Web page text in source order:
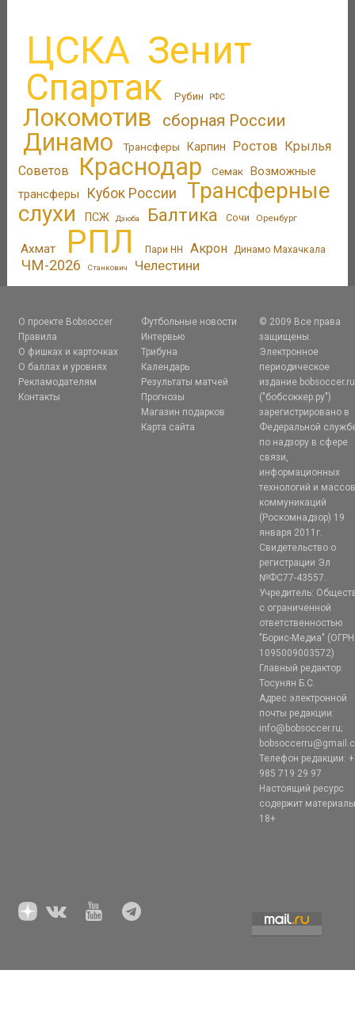
ЦСКА Зенит
Спартак Рубин РФС
Локомотив сборная России
Динамо Трансферы Карпин Ростов Крылья
Советов
Краснодар Семак Возможные
трансферы
Кубок России
Трансферные
слухи
ПСЖ Дзюба Балтика Сочи Оренбург
Ахмат РПЛ Пари НН Акрон Динамо Махачкала
ЧМ-2026 Станкович Челестини
О проекте Bobsoccer
Правила
О фишках и карточках
О баллах и уровнях
Рекламодателям
Контакты
Футбольные новости
Интервью
Трибуна
Календарь
Результаты матчей
Прогнозы
Магазин подарков
Карта сайта
© 2009 Все права
защищены.
Электронное
периодическое
издание bobsoccer.ru
("бобсоккер.ру")
зарегистрировано в
Федеральной
по надзору в сфере
связи,
информационных
технологий и
коммуникаций
(Роскомнадзор) 19
января 2011г.
Свидетельство о
регистрации Эл
№ФС77-43557.
Учредитель:
с ограниченной
ответственностью
"Борис-Медиа" (ОГРН
1095009003572)
Главный редактор:
Тосунян Б.С.
Адрес электронной
почты редакции:
info@bobsoccer.ru;
Телефон редакции:
985 719 29 97
Настоящий ресурс
содержит
18+